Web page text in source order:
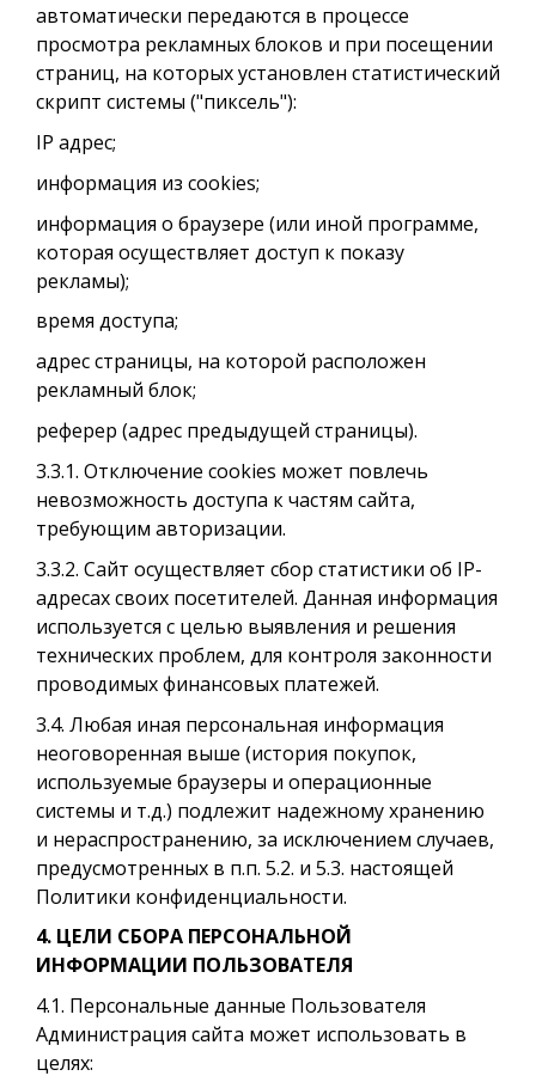
автоматически передаются в процессе
просмотра рекламных блоков и при посещении
страниц, на которых установлен статистический
скрипт системы ("пиксель"):
IP адрес;
информация из cookies;
информация о браузере (или иной программе,
которая осуществляет доступ к показу
рекламы);
время доступа;
адрес страницы, на которой расположен
рекламный блок;
реферер (адрес предыдущей страницы).
3.3.1. Отключение cookies может повлечь
невозможность доступа к частям сайта,
требующим авторизации.
3.3.2. Сайт осуществляет сбор статистики об IP-
адресах своих посетителей. Данная информация
используется с целью выявления и решения
технических проблем, для контроля законности
проводимых финансовых платежей.
3.4. Любая иная персональная информация
неоговоренная выше (история покупок,
используемые браузеры и операционные
системы и т.д.) подлежит надежному хранению
и нераспространению, за исключением случаев,
предусмотренных в п.п. 5.2. и 5.3. настоящей
Политики конфиденциальности.
4. ЦЕЛИ СБОРА ПЕРСОНАЛЬНОЙ
ИНФОРМАЦИИ ПОЛЬЗОВАТЕЛЯ
4.1. Персональные данные Пользователя
Администрация сайта может использовать в
целях: